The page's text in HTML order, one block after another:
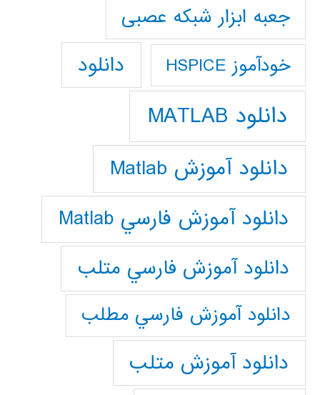
جعبه ابزار شبکه عصبی
خودآموز HSPICE دانلود
دانلود MATLAB
دانلود آموزش Matlab
دانلود آموزش فارسي Matlab
دانلود آموزش فارسي متلب
دانلود آموزش فارسي مطلب
دانلود آموزش متلب